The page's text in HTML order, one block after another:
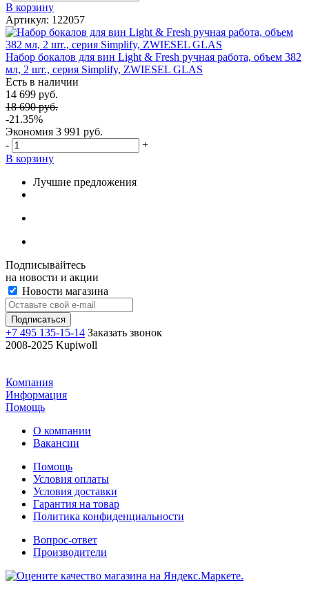
В корзину
Артикул: 122057
Набор бокалов для вин Light & Fresh ручная работа, объем 382
мл, 2 шт., серия Simplify, ZWIESEL GLAS
Есть в наличии
14 699 руб.
18 690 руб.
-21.35%
Экономия 3 991 руб.
-
+
В корзину
Лучшие предложения
Подписывайтесь
на новости и акции
Новости магазина
+7 495 135-15-14 Заказать звонок
2008-2025 Kupiwoll
Компания
Информация
Помощь
О компании
Вакансии
Помощь
Условия оплаты
Условия доставки
Гарантия на товар
Политика конфиденциальности
Вопрос-ответ
Производители